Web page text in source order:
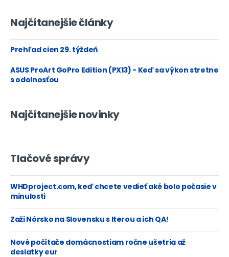
Najčítanejšie články
Prehľad cien 29. týždeň
ASUS ProArt GoPro Edition (PX13) - Keď sa výkon stretne
s odolnosťou
Najčítanejšie novinky
Tlačové správy
WHDproject.com, keď chcete vedieť aké bolo počasie v
minulosti
Zaži Nórsko na Slovensku s Iterou a ich QA!
Nové počítače domácnostiam ročne ušetria až
desiatky eur